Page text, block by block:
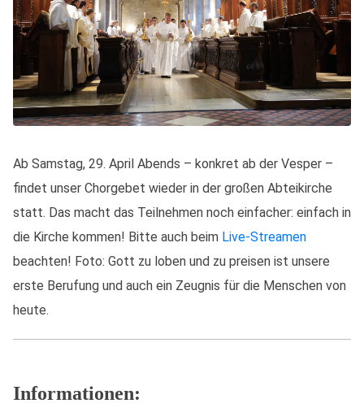
Ab Samstag, 29. April Abends – konkret ab der Vesper –
findet unser Chorgebet wieder in der großen Abteikirche
statt. Das macht das Teilnehmen noch einfacher: einfach in
die Kirche kommen! Bitte auch beim Live-Streamen
beachten! Foto: Gott zu loben und zu preisen ist unsere
erste Berufung und auch ein Zeugnis für die Menschen von
heute.
Informationen: